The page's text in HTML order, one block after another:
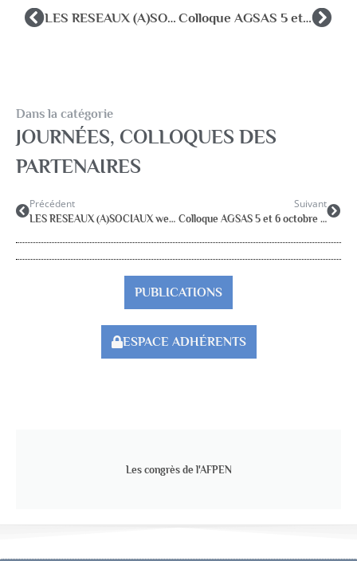
LES RESEAUX (A)SOCIAUX webinaire CLINAP, clinique des apprentissages – 12 mars 20h30 Colloque AGSAS 5 et 6 octobre 24 Paris Retrouver du sens au travail. De l’épreuve à la transformation
Dans la catégorie
JOURNÉES, COLLOQUES DES
PARTENAIRES
Précédent
LES RESEAUX (A)SOCIAUX webinaire CLINAP, clinique des apprentissages – 12 mars 20h30
Suivant
Colloque AGSAS 5 et 6 octobre 24 Paris Retrouver du sens au travail. De l’épreuve à la transformation
PUBLICATIONS
ESPACE ADHÉRENTS
Les congrès de l'AFPEN